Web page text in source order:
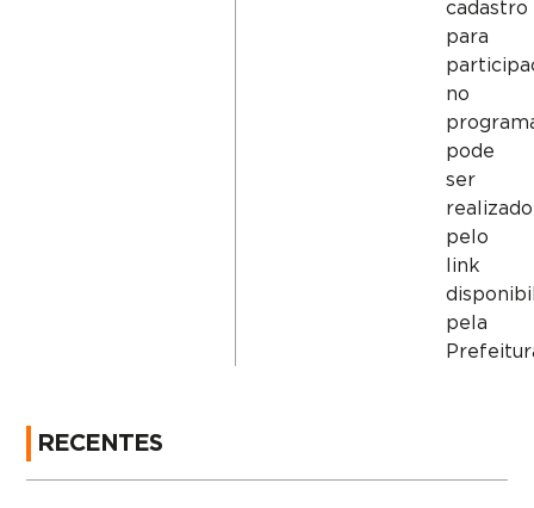
cadastro
para
no
pode
ser
realizado
pelo
link
pela
RECENTES